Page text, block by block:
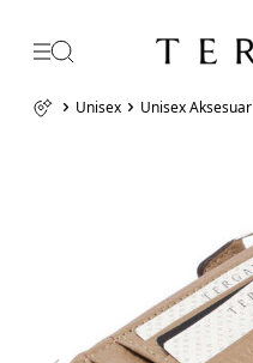
Unisex Unisex Aksesuar